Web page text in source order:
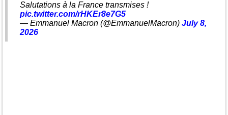
Salutations à la France transmises !
pic.twitter.com/rHKEr8e7G5
— Emmanuel Macron (@EmmanuelMacron) July 8,
2026